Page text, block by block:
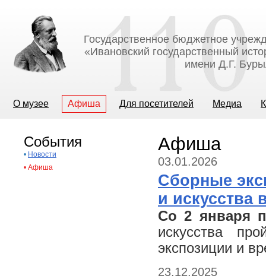
Государственное бюджетное
«Ивановский государственный
имени Д.Г.
О музее Афиша Для посетителей Медиа
События
• Новости
• Афиша
Афиша
03.01.2026
Сборные
и искусства
Со 2 января
искусства
экспозиции и
23.12.2025